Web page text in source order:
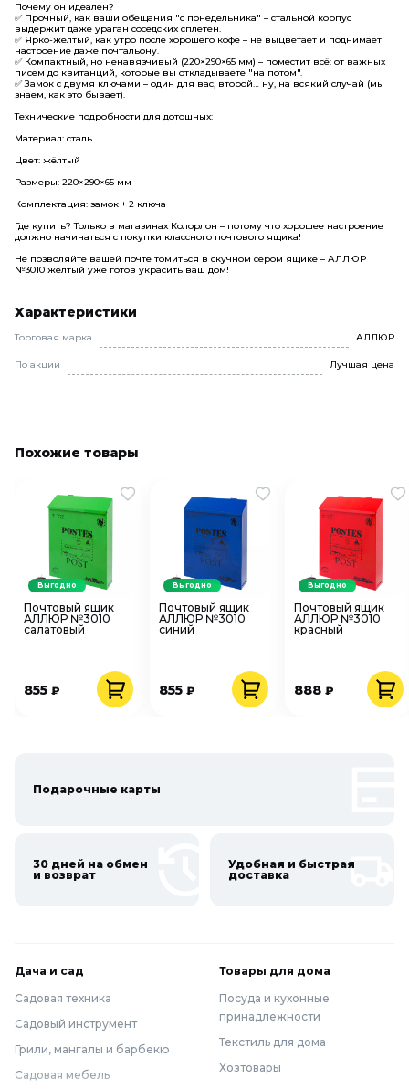
Почему он идеален?
✅ Прочный, как ваши обещания "с понедельника" – стальной корпус
выдержит даже ураган соседских сплетен.
✅ Ярко-жёлтый, как утро после хорошего кофе – не выцветает и поднимает
настроение даже почтальону.
✅ Компактный, но ненавязчивый (220×290×65 мм) – поместит всё: от важных
писем до квитанций, которые вы откладываете "на потом".
✅ Замок с двумя ключами – один для вас, второй… ну, на всякий случай (мы
знаем, как это бывает).
Технические подробности для дотошных:
Материал: сталь
Цвет: жёлтый
Размеры: 220×290×65 мм
Комплектация: замок + 2 ключа
Где купить? Только в магазинах Колорлон – потому что хорошее настроение
должно начинаться с покупки классного почтового ящика!
Не позволяйте вашей почте томиться в скучном сером ящике – АЛЛЮР
№3010 жёлтый уже готов украсить ваш дом!
Характеристики
Торговая марка АЛЛЮР
По акции Лучшая цена
Похожие товары
Почтовый ящик
АЛЛЮР №3010
салатовый
855 ₽
Выгодно
Почтовый ящик
АЛЛЮР №3010
синий
855 ₽
Выгодно
Почтовый ящик
АЛЛЮР №3010
красный
888 ₽
Выгодно
Подарочные карты
30 дней на обмен
и возврат
Удобная и быстрая
доставка
Дача и сад
Садовая техника
Садовый инструмент
Грили, мангалы и барбекю
Садовая мебель
Товары для дома
Посуда и кухонные
принадлежности
Текстиль для дома
Хозтовары